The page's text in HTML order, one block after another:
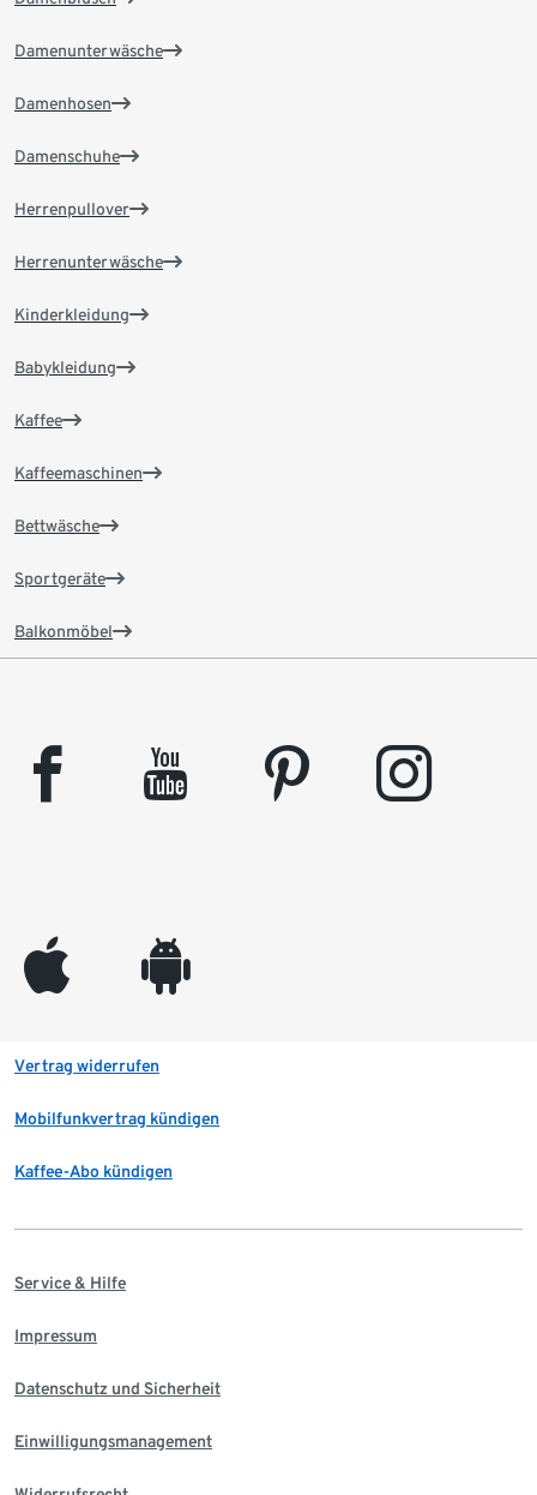
Damenunterwäsche
Damenhosen
Damenschuhe
Herrenpullover
Herrenunterwäsche
Kinderkleidung
Babykleidung
Kaffee
Kaffeemaschinen
Bettwäsche
Sportgeräte
Balkonmöbel
facebook youtube pinterest instagram
appleinc android
Vertrag widerrufen
Mobilfunkvertrag kündigen
Kaffee-Abo kündigen
Service & Hilfe
Impressum
Datenschutz und Sicherheit
Einwilligungsmanagement